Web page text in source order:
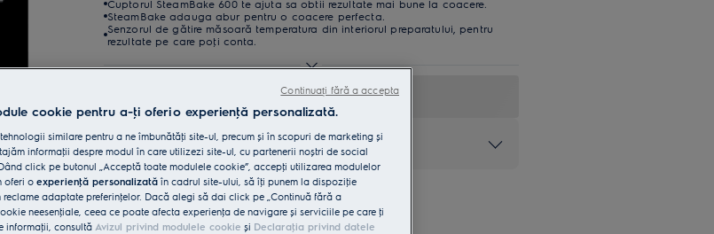
Cuptorul SteamBake 600 te ajuta sa obtii rezultate mai bune la coacere.
SteamBake adauga abur pentru o coacere perfecta.
Senzorul de gătire măsoară temperatura din interiorul preparatului, pentru
rezultate pe care poţi conta.
5 ani garanţie, confort asigurat
cookie pentru a-ţi oferi o experienţă personalizată.
similare pentru a ne îmbunătăţi site-ul, precum și în scopuri de marketing și
informaţii despre modul în care utilizezi site-ul, cu partenerii noștri de social
click pe butonul „Acceptă toate modulele cookie”, accepţi utilizarea modulelor
oferi oexperienţă personalizată în cadrul site-ului, să îţi punem la dispoziţie
reclame adaptate preferinţelor. Dacă alegi să dai click pe „Continuă fără a
neesenţiale, ceea ce poate afecta experienţa de navigare și serviciile pe care ţi
informaţii, consultă Avizul privind modulele cookie și Declaraţia privind datele
Continuați fără a accepta